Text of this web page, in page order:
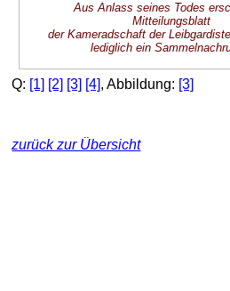
Aus Anlass seines Todes
Mitteilungsblatt
der Kameradschaft der
lediglich ein
Q: [1] [2] [3] [4] , Abbildung: [3]
zurück zur Übersicht